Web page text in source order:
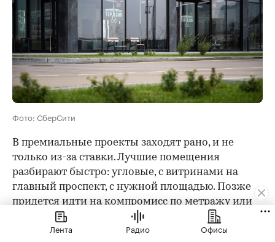
Фото: СберСити
В премиальные проекты заходят рано, и не
только из-за ставки. Лучшие помещения
разбирают быстро: угловые, с витринами на
главный проспект, с нужной площадью. Позже
придется идти на компромисс по метражу или
конфигурации. Регуляторные требования — от
санитарных норм до лицензирования — проще
Лента Радио Офисы